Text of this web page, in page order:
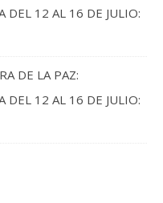
DEL 12 AL 16 DE JULIO:
DE LA PAZ:
DEL 12 AL 16 DE JULIO: